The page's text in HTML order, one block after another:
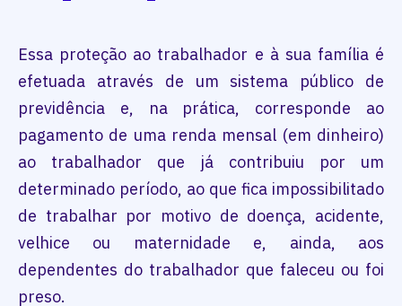
Essa proteção ao trabalhador e à sua família é
efetuada através de um sistema público de
previdência e, na prática, corresponde ao
pagamento de uma renda mensal (em dinheiro)
ao trabalhador que já contribuiu por um
determinado período, ao que fica impossibilitado
de trabalhar por motivo de doença, acidente,
velhice ou maternidade e, ainda, aos
dependentes do trabalhador que faleceu ou foi
preso.